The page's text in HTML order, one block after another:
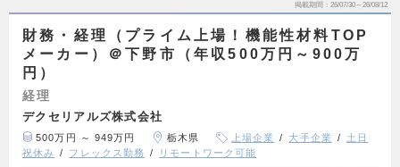
掲載期間 26/07/30～26/08/12
財務・経理（プライム上場！機能性材料TOP
メーカー）＠下野市（年収500万円～900万
円）
経理
デクセリアルズ株式会社
500万円 ～ 949万円 栃木県 上場企業 大手企業
土日
祝休み
フレックス勤務 リモートワーク可能